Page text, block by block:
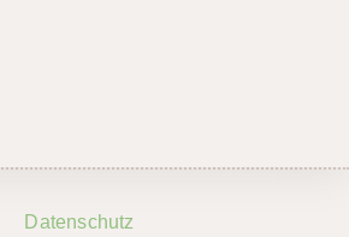
Datenschutz